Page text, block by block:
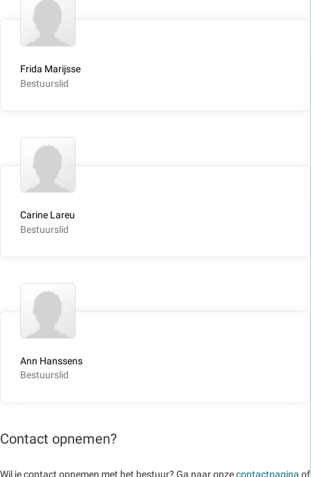
Frida Marijsse
Bestuurslid
Carine Lareu
Bestuurslid
Ann Hanssens
Bestuurslid
Contact opnemen?
Wil je contact opnemen met het bestuur? Ga naar onzecontactpagina of